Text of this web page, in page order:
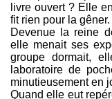
livre ouvert ? Elle
fit rien pour la gêner.
Devenue la reine
elle menait ses
groupe dormait,
laboratoire de
minutieusement en
Quand elle eut